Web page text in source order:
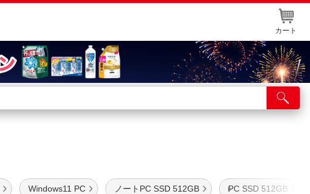
カート
店舗情報・店舗一覧
Windows11 PC ノートPC SSD 512GB PC SSD 512GB